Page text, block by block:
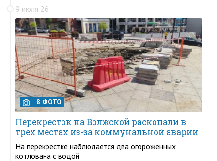
9 июля 26
8 ФОТО
Перекресток на Волжской раскопали в
трех местах из-за коммунальной аварии
На перекрестке наблюдается два огороженных
котлована с водой